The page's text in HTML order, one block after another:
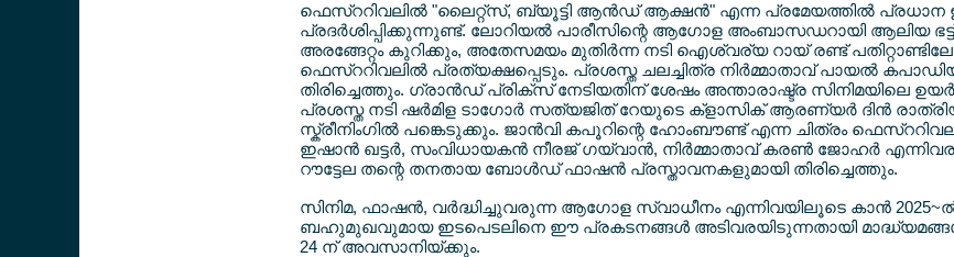
ഫെസ്ററിവലില്‍ "ലൈറ്റ്സ്, ബ്യൂട്ടി ആന്‍ഡ് ആക്ഷന്‍" എന്ന പ്രമേയത്തില്‍ പ്രധാന
പ്രദര്‍ശിപ്പിക്കുന്നുണ്ട്. ലോറിയല്‍ പാരീസിന്റെ ആഗോള അംബാസഡറായി ആലിയ
അരങ്ങേറ്റം കുറിക്കും, അതേസമയം മുതിര്‍ന്ന നടി ഐശ്വര്യ റായ് രണ്ട്
ഫെസ്ററിവലില്‍ പ്രത്യക്ഷപ്പെടും. പ്രശസ്ത ചലച്ചിത്ര നിര്‍മ്മാതാവ് പായല്‍
തിരിച്ചെത്തും. ഗ്രാന്‍ഡ് പ്രിക്സ് നേടിയതിന് ശേഷം അന്താരാഷ്ട്ര സിനിമയിലെ
പ്രശസ്ത നടി ഷര്‍മിള ടാഗോര്‍ സത്യജിത് റേയുടെ ക്ളാസിക് ആരണ്യര്‍ ദിന്‍
സ്ക്രീനിംഗില്‍ പങ്കെടുക്കും. ജാന്‍വി കപൂറിന്റെ ഹോംബൗണ്ട് എന്ന ചിത്രം
ഇഷാന്‍ ഖട്ടര്‍, സംവിധായകന്‍ നീരജ് ഗയ്വാന്‍, നിര്‍മ്മാതാവ് കരണ്‍ ജോഹര്‍
റൗട്ടേല തന്റെ തനതായ ബോള്‍ഡ് ഫാഷന്‍ പ്രസ്താവനകളുമായി തിരിച്ചെത്തും.
സിനിമ, ഫാഷന്‍, വര്‍ദ്ധിച്ചുവരുന്ന ആഗോള സ്വാധീനം എന്നിവയിലൂടെ കാന്‍
ബഹുമുഖവുമായ ഇടപെടലിനെ ഈ പ്രകടനങ്ങള്‍ അടിവരയിടുന്നതായി മാദ്ധ്യമങ്ങള്‍
24 ന് അവസാനിയ്ക്കും.